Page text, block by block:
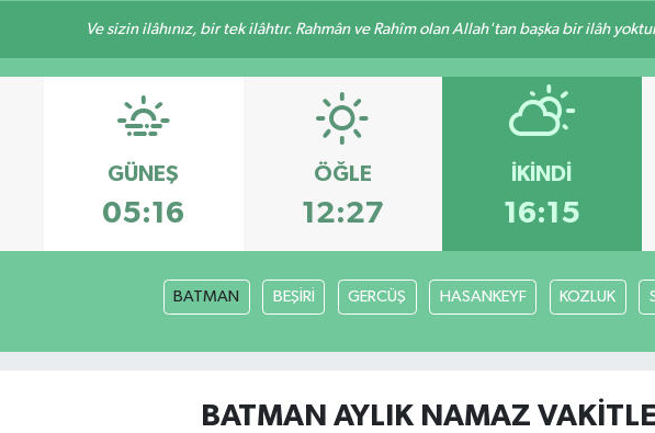
Ve sizin ilâhınız, bir tek ilâhtır. Rahmân ve Rahîm olan Allah'tan başka bir ilâh
GÜNEŞ
05:16
ÖĞLE
12:27
İKINDI
16:15
BATMAN BEŞİRİ GERCÜŞ HASANKEYF KOZLUK
BATMAN AYLIK NAMAZ